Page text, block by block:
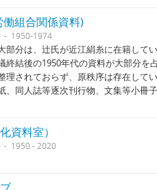
組合関係資料)
1950-1974
部分は、辻氏が近江絹糸に在籍して
終結後の1950年代の資料が大部分を
されておらず、原秩序は存在してい
同人誌等逐次刊行物、文集等小冊
資料室）
1950 - 2020